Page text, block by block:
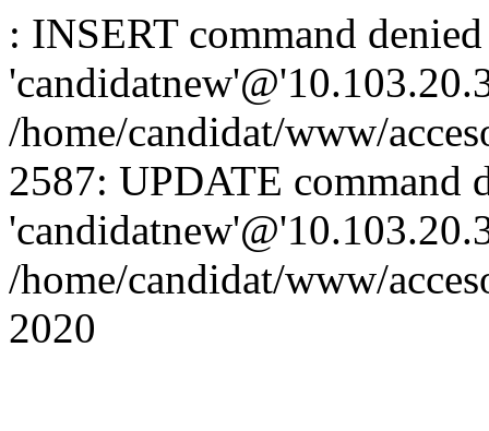
: INSERT command
/home/candidat/www/
2587: UPDATE command
/home/candidat/www/
2020